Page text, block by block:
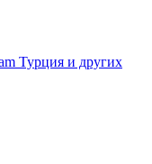
Турция и других